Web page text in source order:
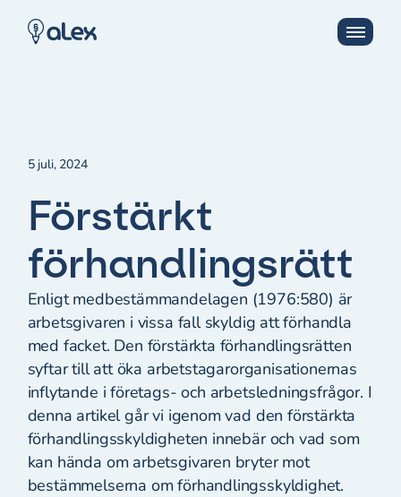
5 juli, 2024
Förstärkt
förhandlingsrätt
Enligt medbestämmandelagen (1976:580) är
arbetsgivaren i vissa fall skyldig att förhandla
med facket. Den förstärkta förhandlingsrätten
syftar till att öka arbetstagarorganisationernas
inflytande i företags- och arbetsledningsfrågor. I
denna artikel går vi igenom vad den förstärkta
förhandlingsskyldigheten innebär och vad som
kan hända om arbetsgivaren bryter mot
bestämmelserna om förhandlingsskyldighet.